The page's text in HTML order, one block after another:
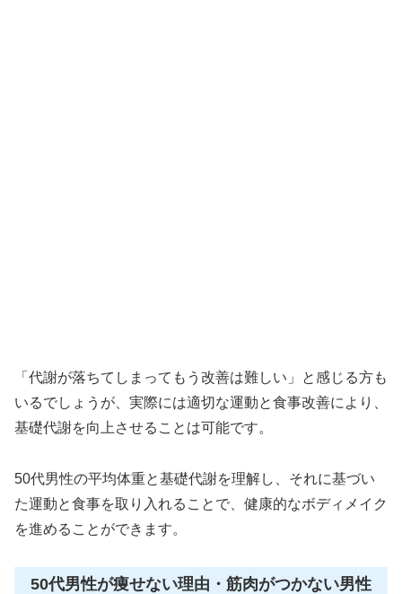
「代謝が落ちてしまってもう改善は難しい」と感じる方も
いるでしょうが、実際には適切な運動と食事改善により、
基礎代謝を向上させることは可能です。
50代男性の平均体重と基礎代謝を理解し、それに基づい
た運動と食事を取り入れることで、健康的なボディメイク
を進めることができます。
50代男性が痩せない理由・筋肉がつかない男性